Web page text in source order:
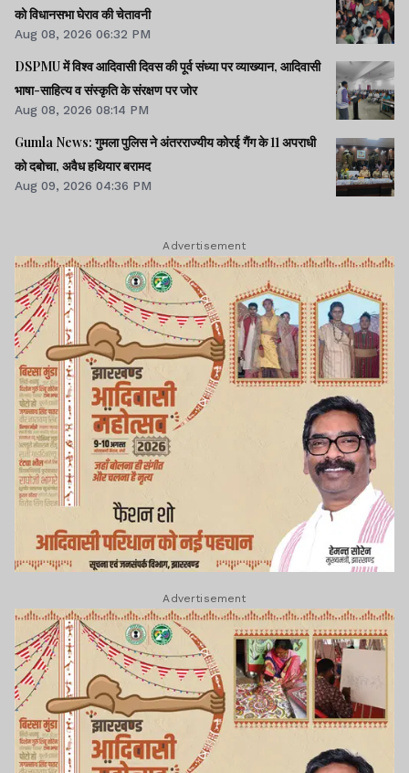
को विधानसभा घेराव की चेतावनी
Aug 08, 2026 06:32 PM
DSPMU में विश्व आदिवासी दिवस की पूर्व संध्या पर व्याख्यान, आदिवासी
भाषा-साहित्य व संस्कृति के संरक्षण पर जोर
Aug 08, 2026 08:14 PM
Gumla News: गुमला पुलिस ने अंतरराज्यीय कोरई गैंग के 11 अपराधी
को दबोचा, अवैध हथियार बरामद
Aug 09, 2026 04:36 PM
Advertisement
Advertisement